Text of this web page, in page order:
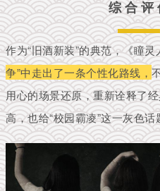
综 合 评
作为“旧酒新装”的典范，《瞳灵
争”中走出了一条个性化路线，
用心的场景还原，重新诠释了
高，也给“校园霸凌”这一灰色